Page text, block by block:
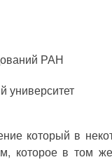
РАН
университет
который в
которое в том